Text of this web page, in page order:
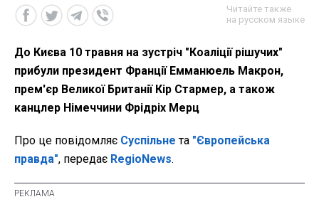
Читайте также
на русском языке
До Києва 10 травня на зустріч "Коаліції рішучих"
прибули президент Франції Емманюель Макрон,
прем'єр Великої Британії Кір Стармер, а також
канцлер Німеччини Фрідріх Мерц
Про це повідомляє Суспільне та "Європейська
правда", передає RegioNews.